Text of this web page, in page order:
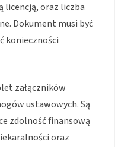
licencją, oraz liczba
Dokument musi być
konieczności
załączników
ustawowych. Są
zdolność finansową
oraz